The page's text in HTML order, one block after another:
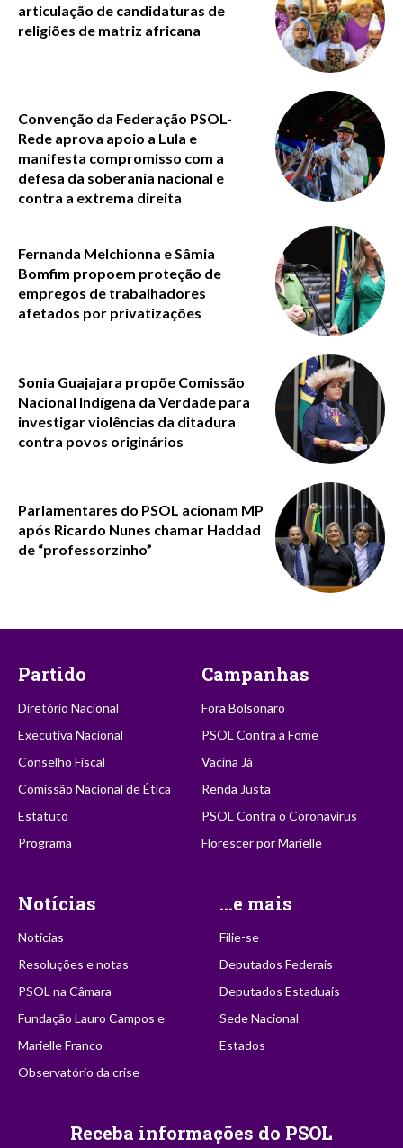
articulação de candidaturas de
religiões de matriz africana
Convenção da Federação PSOL-
Rede aprova apoio a Lula e
manifesta compromisso com a
defesa da soberania nacional e
contra a extrema direita
Fernanda Melchionna e Sâmia
Bomfim propoem proteção de
empregos de trabalhadores
afetados por privatizações
Sonia Guajajara propõe Comissão
Nacional Indígena da Verdade para
investigar violências da ditadura
contra povos originários
Parlamentares do PSOL acionam MP
após Ricardo Nunes chamar Haddad
de “professorzinho”
Partido
Diretório Nacional
Executiva Nacional
Conselho Fiscal
Comissão Nacional de Ética
Estatuto
Programa
Campanhas
Fora Bolsonaro
PSOL Contra a Fome
Vacina Já
Renda Justa
PSOL Contra o Coronavírus
Florescer por Marielle
Notícias
Notícias
Resoluções e notas
PSOL na Câmara
Fundação Lauro Campos e
Marielle Franco
Observatório da crise
...e mais
Filie-se
Deputados Federais
Deputados Estaduais
Sede Nacional
Estados
Receba informações do PSOL